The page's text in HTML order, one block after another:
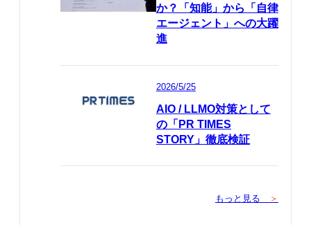
か？「知能」から「自律
エージェント」への大躍
進
2026/5/25
AIO / LLMO対策として
の「PR TIMES
STORY」徹底検証
もっと見る ＞